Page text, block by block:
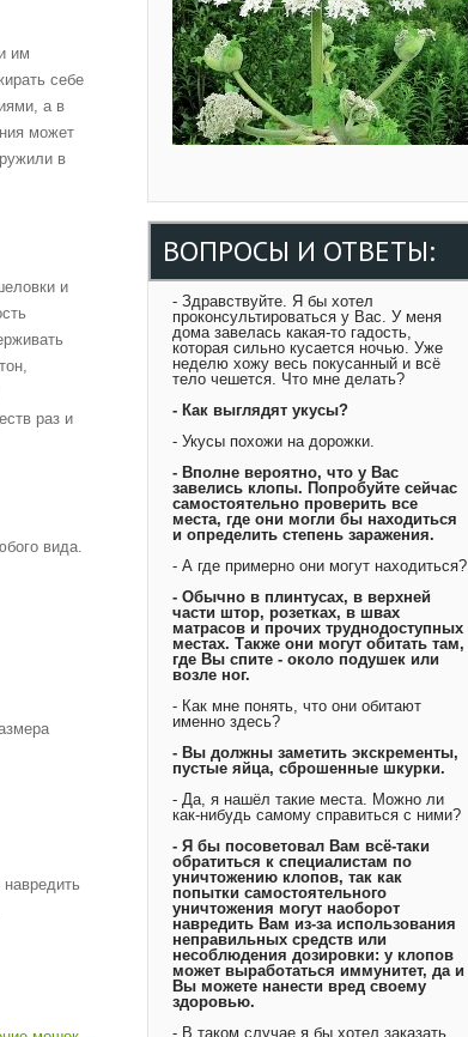
им
себе
а в
может
в
и
раз и
вида.
ВОПРОСЫ И ОТВЕТЫ:
- Здравствуйте. Я бы хотел
проконсультироваться у Вас. У меня
дома завелась какая-то гадость,
которая сильно кусается ночью. Уже
неделю хожу весь покусанный и всё
тело чешется. Что мне делать?
- Как выглядят укусы?
- Укусы похожи на дорожки.
- Вполне вероятно, что у Вас
завелись клопы. Попробуйте сейчас
самостоятельно проверить все
места, где они могли бы находиться
и определить степень заражения.
- А где примерно они могут находиться?
- Обычно в плинтусах, в верхней
части штор, розетках, в швах
матрасов и прочих труднодоступных
местах. Также они могут обитать там,
где Вы спите - около подушек или
возле ног.
- Как мне понять, что они обитают
именно здесь?
- Вы должны заметить экскременты,
пустые яйца, сброшенные шкурки.
- Да, я нашёл такие места. Можно ли
как-нибудь самому справиться с ними?
- Я бы посоветовал Вам всё-таки
обратиться к специалистам по
уничтожению клопов, так как
попытки самостоятельного
уничтожения могут наоборот
навредить Вам из-за использования
неправильных средств или
несоблюдения дозировки: у клопов
может выработаться иммунитет, да и
Вы можете нанести вред своему
здоровью.
- В таком случае я бы хотел заказать